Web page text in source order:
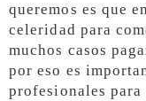
queremos es que
celeridad para
muchos casos
por eso es
profesionales